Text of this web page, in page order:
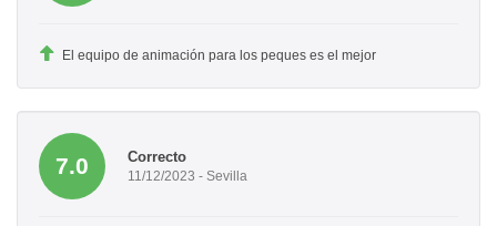
El equipo de animación para los peques es el mejor
7.0 Correcto
11/12/2023 - Sevilla